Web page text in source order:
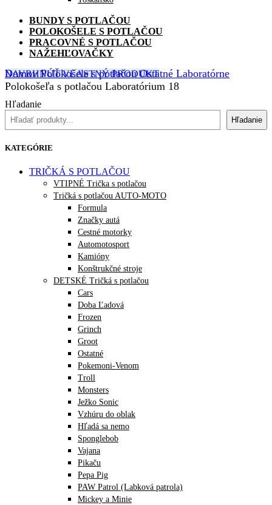
BUNDY S POTLAČOU
POLOKOŠELE S POTLAČOU
PRACOVNÉ S POTLAČOU
NAŽEHĽOVAČKY
NAVRHNÚŤ VLASTNÝ PRODUKT
DomovPolokošele s potlačouOstatné Laboratórne
Polokošeľa s potlačou Laboratórium 18
Hľadanie
Hľadanie
KATEGÓRIE
TRIČKÁ S POTLAČOU
VTIPNÉ Trička s potlačou
Tričká s potlačou AUTO-MOTO
Formula
Značky autá
Cestné motorky
Automotosport
Kamióny
Konštrukčné stroje
DETSKÉ Tričká s potlačou
Cars
Doba Ľadová
Frozen
Grinch
Groot
Ostatné
Pokemoni-Venom
Troll
Monsters
Ježko Sonic
Vzhúru do oblak
Hľadá sa nemo
Sponglebob
Vajana
Pikaču
Pepa Pig
PAW Patrol (Labková patrola)
Mickey a Minie